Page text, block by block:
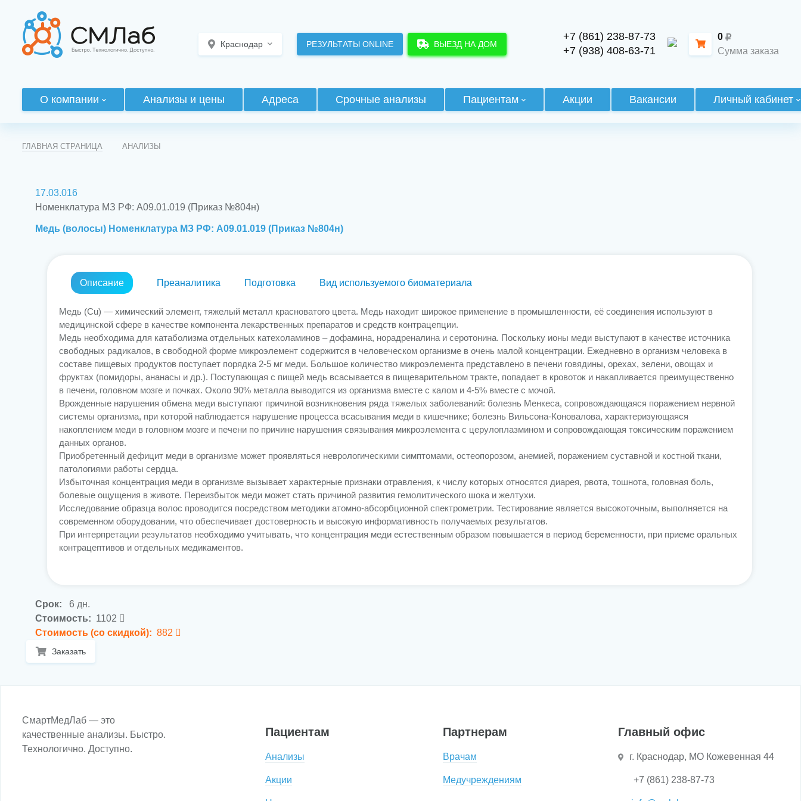
Краснодар РЕЗУЛЬТАТЫ ONLINE ВЫЕЗД НА ДОМ
+7 (861) 238-87-73
+7 (938) 408-63-71
0
Сумма заказа
О компании Анализы и цены Адреса Срочные анализы Пациентам Акции Вакансии Личный кабинет
ГЛАВНАЯ СТРАНИЦА АНАЛИЗЫ
17.03.016
Номенклатура МЗ РФ: A09.01.019 (Приказ №804н)
Медь (волосы) Номенклатура МЗ РФ: A09.01.019 (Приказ №804н)
Описание Преаналитика Подготовка Вид используемого биоматериала
Медь (Cu) — химический элемент, тяжелый металл красноватого цвета. Медь находит широкое применение в промышленности, её соединения используют в
медицинской сфере в качестве компонента лекарственных препаратов и средств контрацепции.
Медь необходима для катаболизма отдельных катехоламинов – дофамина, норадреналина и серотонина. Поскольку ионы меди выступают в качестве источника
свободных радикалов, в свободной форме микроэлемент содержится в человеческом организме в очень малой концентрации. Ежедневно в организм человека в
составе пищевых продуктов поступает порядка 2-5 мг меди. Большое количество микроэлемента представлено в печени говядины, орехах, зелени, овощах и
фруктах (помидоры, ананасы и др.). Поступающая с пищей медь всасывается в пищеварительном тракте, попадает в кровоток и накапливается преимущественно
в печени, головном мозге и почках. Около 90% металла выводится из организма вместе с калом и 4-5% вместе с мочой.
Врожденные нарушения обмена меди выступают причиной возникновения ряда тяжелых заболеваний: болезнь Менкеса, сопровождающаяся поражением нервной
системы организма, при которой наблюдается нарушение процесса всасывания меди в кишечнике; болезнь Вильсона-Коновалова, характеризующаяся
накоплением меди в головном мозге и печени по причине нарушения связывания микроэлемента с церулоплазмином и сопровождающая токсическим поражением
данных органов.
Приобретенный дефицит меди в организме может проявляться неврологическими симптомами, остеопорозом, анемией, поражением суставной и костной ткани,
патологиями работы сердца.
Избыточная концентрация меди в организме вызывает характерные признаки отравления, к числу которых относятся диарея, рвота, тошнота, головная боль,
болевые ощущения в животе. Переизбыток меди может стать причиной развития гемолитического шока и желтухи.
Исследование образца волос проводится посредством методики атомно-абсорбционной спектрометрии. Тестирование является высокоточным, выполняется на
современном оборудовании, что обеспечивает достоверность и высокую информативность получаемых результатов.
При интерпретации результатов необходимо учитывать, что концентрация меди естественным образом повышается в период беременности, при приеме оральных
контрацептивов и отдельных медикаментов.
Срок:
6 дн.
Стоимость: 1102
Стоимость (со скидкой): 882
Заказать
СмартМедЛаб — это
качественные анализы. Быстро.
Технологично. Доступно.
Пациентам
Анализы
Акции
Партнерам
Врачам
Медучреждениям
Главный офис
г. Краснодар, МО Кожевенная 44
+7 (861) 238-87-73